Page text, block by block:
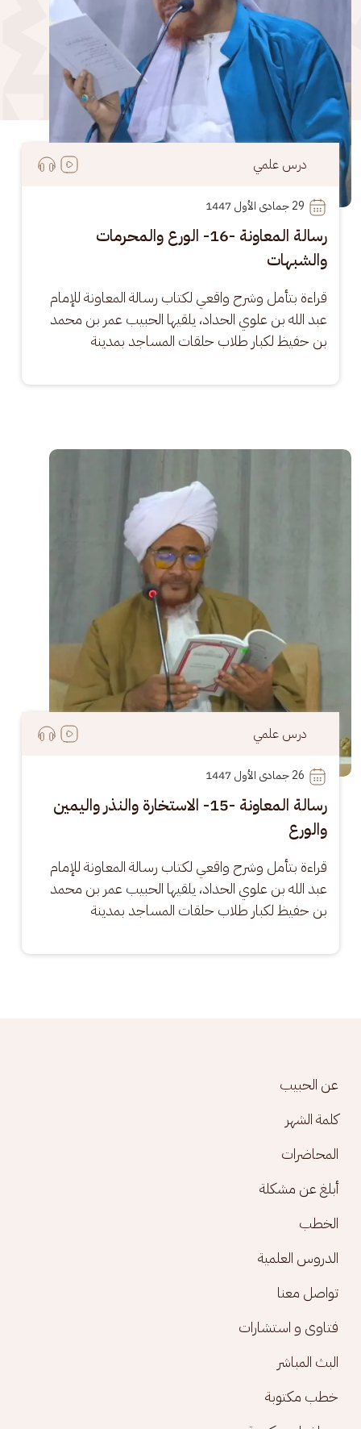
درس علمي
29
رسالة المعاونة -16- الورع والمحرمات
والشبهات
قراءة بتأمل وشرح واقعي لكتاب رسالة المعاونة للإمام
عبد الله بن علوي الحداد، يلقيها الحبيب عمر بن محمد
بن حفيظ لكبار طلاب حلقات المساجد بمدينة
الصورة
درس علمي
26
رسالة المعاونة -15- الاستخارة والنذر واليمين
والورع
قراءة بتأمل وشرح واقعي لكتاب رسالة المعاونة للإمام
عبد الله بن علوي الحداد، يلقيها الحبيب عمر بن محمد
بن حفيظ لكبار طلاب حلقات المساجد بمدينة
Footer menu
عن الحبيب
كلمة الشهر
المحاضرات
أبلغ عن مشكلة
الخطب
الدروس العلمية
تواصل معنا
فتاوى و استشارات
البث المباشر
خطب مكتوبة